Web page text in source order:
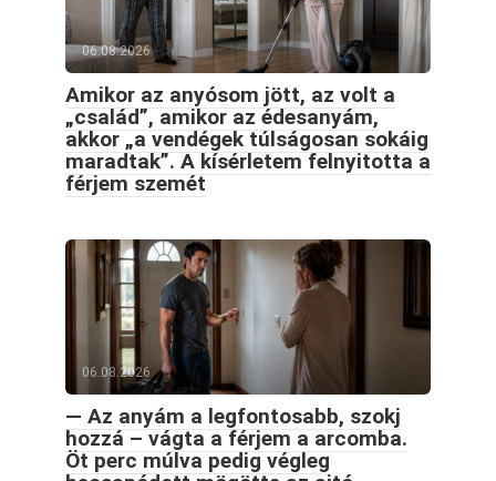
06.08.2026
Amikor az anyósom jött, az volt a
„család”, amikor az édesanyám,
akkor „a vendégek túlságosan sokáig
maradtak”. A kísérletem felnyitotta a
férjem szemét
06.08.2026
— Az anyám a legfontosabb, szokj
hozzá – vágta a férjem a arcomba.
Öt perc múlva pedig végleg